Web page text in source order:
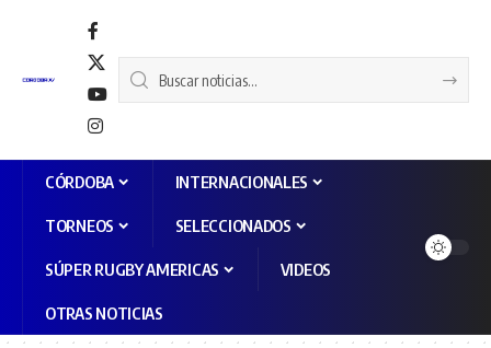
CÓRDOBA INTERNACIONALES
TORNEOS SELECCIONADOS
SÚPER RUGBY AMERICAS VIDEOS
OTRAS NOTICIAS